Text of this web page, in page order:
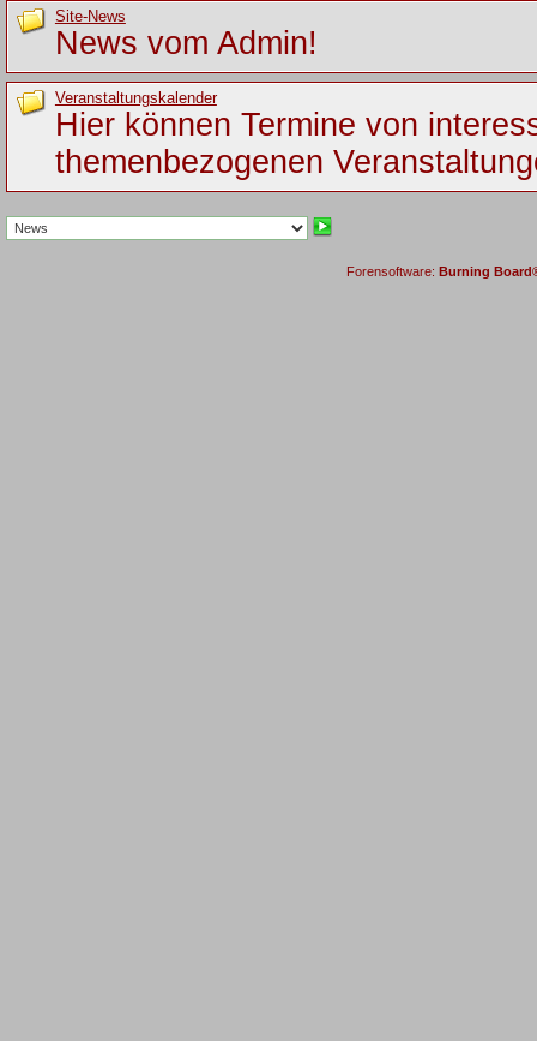
Site-News
News vom Admin!
Veranstaltungskalender
Hier können Termine von
themenbezogenen
Forensoftware: Burning